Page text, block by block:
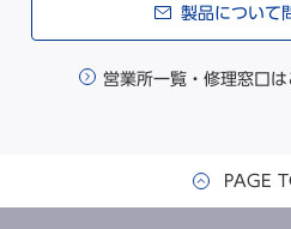
製品について
営業所一覧・修理窓口
PAGE